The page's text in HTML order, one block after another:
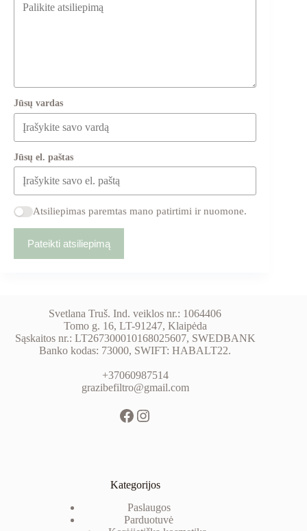
Jūsų vardas
Jūsų el. paštas
Atsiliepimas paremtas mano patirtimi ir nuomone.
Pateikti atsiliepimą
Svetlana Truš. Ind. veiklos nr.: 1064406
Tomo g. 16, LT-91247, Klaipėda
Sąskaitos nr.: LT267300010168025607, SWEDBANK
Banko kodas: 73000, SWIFT: HABALT22.
+37060987514
grazibefiltro@gmail.com
Kategorijos
Paslaugos
Parduotuvė